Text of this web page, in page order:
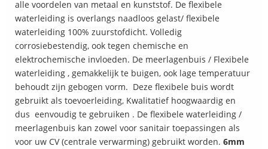
alle voordelen van metaal en kunststof. De flexibele
waterleiding is overlangs naadloos gelast/ flexibele
waterleiding 100% zuurstofdicht. Volledig
corrosiebestendig, ook tegen chemische en
elektrochemische invloeden. De meerlagenbuis / Flexibele
waterleiding , gemakkelijk te buigen, ook lage temperatuur
behoudt zijn gebogen vorm. Deze flexibele buis wordt
gebruikt als toevoerleiding, Kwalitatief hoogwaardig en
dus eenvoudig te gebruiken . De flexibele waterleiding /
meerlagenbuis kan zowel voor sanitair toepassingen als
voor uw CV (centrale verwarming) gebruikt worden. 6mm